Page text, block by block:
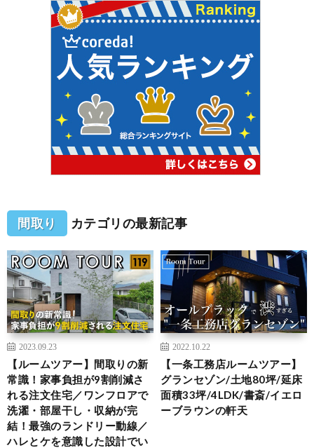
間取り カテゴリの最新記事
2023.09.23
【ルームツアー】間取りの新
常識！家事負担が9割削減さ
れる注文住宅／ワンフロアで
洗濯・部屋干し・収納が完
結！最強のランドリー動線／
ハレとケを意識した設計でい
2022.10.22
【一条工務店ルームツアー】
グランセゾン/土地80坪/延床
面積33坪/4LDK/書斎/イエロ
ーブラウンの軒天